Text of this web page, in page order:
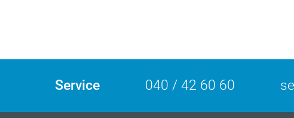
Service 040 / 42 60 60